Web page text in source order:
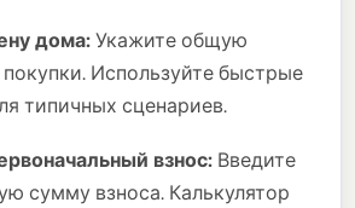
дома:Укажите общую
Используйте быстрые
типичных сценариев.
взнос: Введите
сумму взноса. Калькулятор